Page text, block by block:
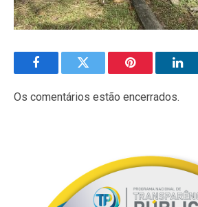
FacebookTwitter Pinterest
Os comentários estão encerrados.